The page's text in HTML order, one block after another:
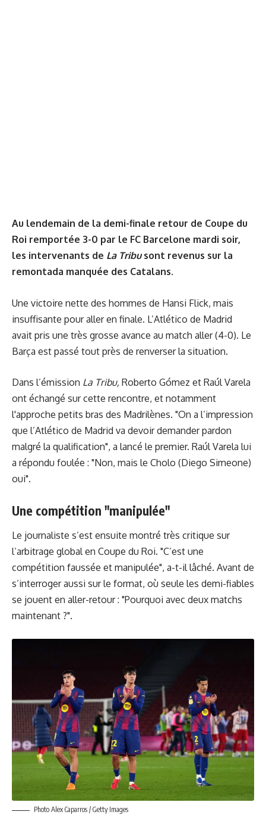
Au lendemain de la demi-finale retour de Coupe du
Roi remportée 3-0 par le FC Barcelone mardi soir,
les intervenants de La Tribusont revenus sur la
remontada manquée des Catalans.
Une victoire nette des hommes de Hansi Flick, mais
insuffisante pour aller en finale. L’Atlético de Madrid
avait pris une très grosse avance au match aller (4-0). Le
Barça est passé tout près de renverser la situation.
Dans l’émission La Tribu, Roberto Gómez et Raúl Varela
ont échangé sur cette rencontre, et notamment
l'approche petits bras des Madrilènes. "On a l’impression
que l’Atlético de Madrid va devoir demander pardon
malgré la qualification", a lancé le premier. Raúl Varela lui
a répondu foulée : "Non, mais le Cholo (Diego Simeone)
oui".
Une compétition "manipulée"
Le journaliste s’est ensuite montré très critique sur
l’arbitrage global en Coupe du Roi. "C’est une
compétition faussée et manipulée", a-t-il lâché. Avant de
s’interroger aussi sur le format, où seule les demi-fiables
se jouent en aller-retour : "Pourquoi avec deux matchs
maintenant ?".
Photo Alex Caparros / Getty Images